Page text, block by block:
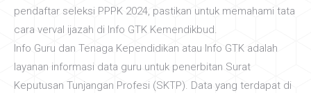
pendaftar seleksi PPPK 2024, pastikan untuk memahami tata
cara verval ijazah di Info GTK Kemendikbud.
Info Guru dan Tenaga Kependidikan atau Info GTK adalah
layanan informasi data guru untuk penerbitan Surat
Keputusan Tunjangan Profesi (SKTP). Data yang terdapat di